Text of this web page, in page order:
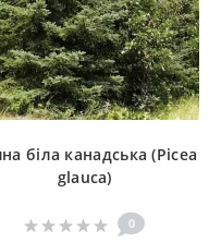
біла канадська (Picea
glauca)
0